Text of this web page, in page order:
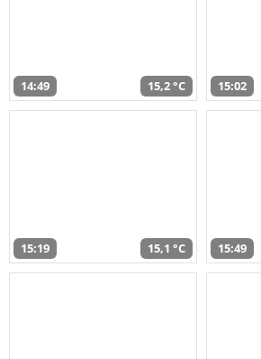
14:49 15,2 °C 15:02
15:19 15,1 °C 15:49